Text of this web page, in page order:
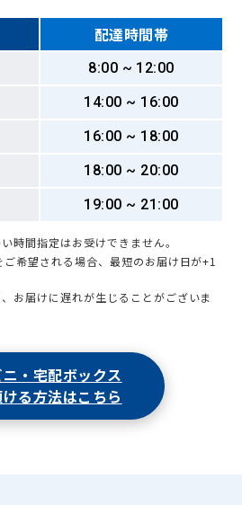
配達時間帯
8:00 ~ 12:00
14:00 ~ 16:00
16:00 ~ 18:00
18:00 ~ 20:00
19:00 ~ 21:00
時間指定はお受けできません。
希望される場合、最短のお届け日が+1
お届けに遅れが生じることがございま
・宅配ボックス
る方法はこちら